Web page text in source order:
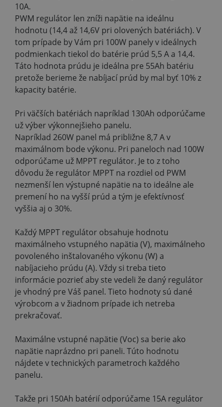
10A.
PWM regulátor len zníži napätie na ideálnu
hodnotu (14,4 až 14,6V pri olovených batériách). V
tom prípade by Vám pri 100W panely v ideálnych
podmienkach tiekol do batérie prúd 5,5 A a 14,4.
Táto hodnota prúdu je ideálna pre 55Ah batériu
pretože berieme že nabíjací prúd by mal byť 10% z
kapacity batérie.
Pri väčších batériách napríklad 130Ah odporúčame
už výber výkonnejšieho panelu.
Napríklad 260W panel má približne 8,7 A v
maximálnom bode výkonu. Pri paneloch nad 100W
odporúčame už MPPT regulátor. Je to z toho
dôvodu že regulátor MPPT na rozdiel od PWM
nezmenší len výstupné napätie na to ideálne ale
premení ho na vyšší prúd a tým je efektívnosť
vyššia aj o 30%.
Každý MPPT regulátor obsahuje hodnotu
maximálneho vstupného napätia (V), maximálneho
povoleného inštalovaného výkonu (W) a
nabíjacieho prúdu (A). Vždy si treba tieto
informácie pozrieť aby ste vedeli že daný regulátor
je vhodný pre Váš panel. Tieto hodnoty sú dané
výrobcom a v žiadnom prípade ich netreba
prekračovať.
Maximálne vstupné napätie (Voc) sa berie ako
napätie naprázdno pri paneli. Túto hodnotu
nájdete v technických parametroch každého
panelu.
Takže pri 150Ah batérií odporúčame 15A regulátor